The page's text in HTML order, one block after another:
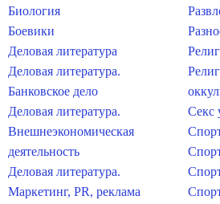
Биология
Боевики
Деловая литература
Деловая литература.
Банковское дело
Деловая литература.
Внешнеэкономическая
деятельность
Деловая литература.
Маркетинг, PR, реклама
Секс